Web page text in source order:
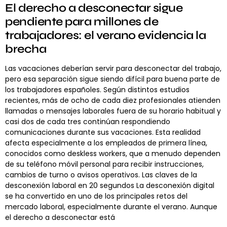
El derecho a desconectar sigue
pendiente para millones de
trabajadores: el verano evidencia la
brecha
Las vacaciones deberían servir para desconectar del trabajo,
pero esa separación sigue siendo difícil para buena parte de
los trabajadores españoles. Según distintos estudios
recientes, más de ocho de cada diez profesionales atienden
llamadas o mensajes laborales fuera de su horario habitual y
casi dos de cada tres continúan respondiendo
comunicaciones durante sus vacaciones. Esta realidad
afecta especialmente a los empleados de primera línea,
conocidos como deskless workers, que a menudo dependen
de su teléfono móvil personal para recibir instrucciones,
cambios de turno o avisos operativos. Las claves de la
desconexión laboral en 20 segundos La desconexión digital
se ha convertido en uno de los principales retos del
mercado laboral, especialmente durante el verano. Aunque
el derecho a desconectar está